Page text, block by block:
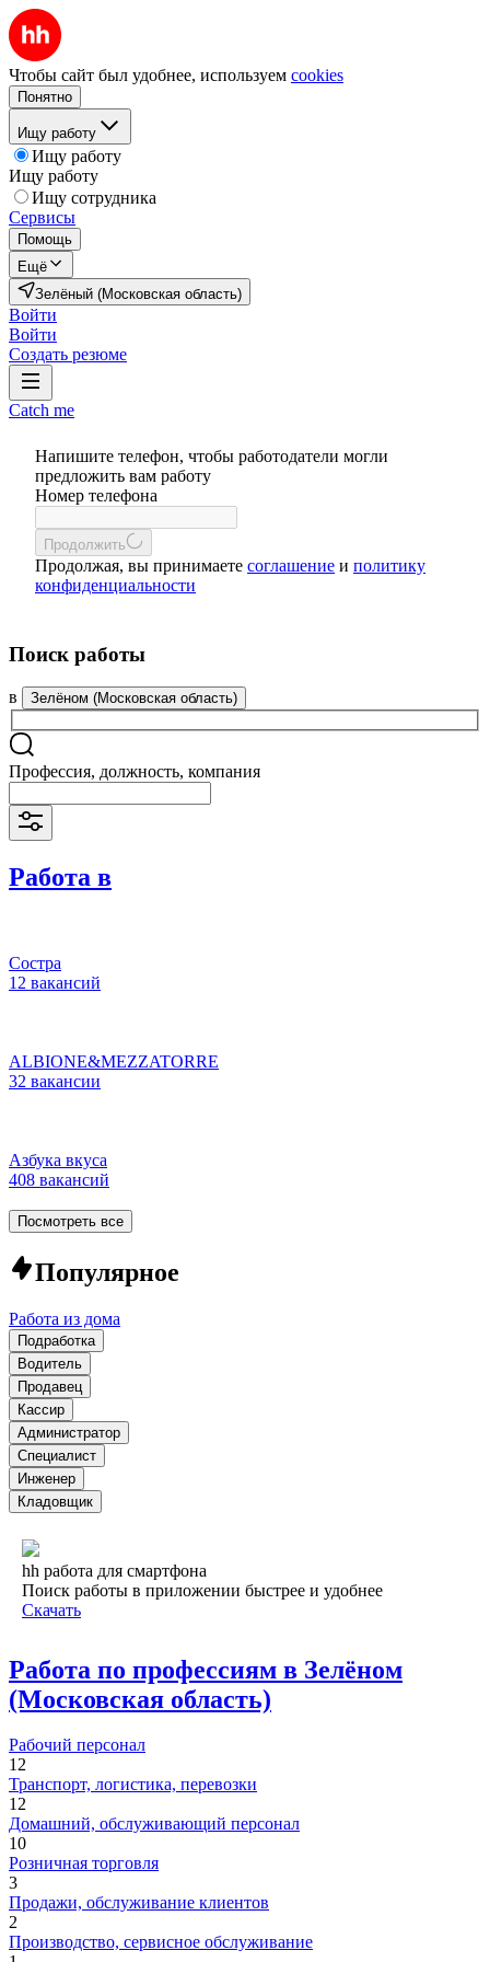
Чтобы сайт был удобнее, используем cookies
Понятно
Ищу работу
Ищу работу
Ищу работу
Ищу сотрудника
Сервисы
Помощь
Ещё
Зелёный (Московская область)
Войти
Войти
Создать резюме
Catch me
Напишите телефон, чтобы работодатели могли
предложить вам работу
Номер телефона
Продолжить
Продолжая, вы принимаете соглашение и политику
конфиденциальности
Поиск работы
в Зелёном (Московская область)
Профессия, должность, компания
Работа в
Состра
12 вакансий
ALBIONE&MEZZATORRE
32 вакансии
Азбука вкуса
408 вакансий
Посмотреть все
Популярное
Работа из дома
Подработка
Водитель
Продавец
Кассир
Администратор
Специалист
Инженер
Кладовщик
hh работа для смартфона
Поиск работы в приложении быстрее и удобнее
Скачать
Работа по профессиям в Зелёном
(Московская область)
Рабочий персонал
12
Транспорт, логистика, перевозки
12
Домашний, обслуживающий персонал
10
Розничная торговля
3
Продажи, обслуживание клиентов
2
Производство, сервисное обслуживание